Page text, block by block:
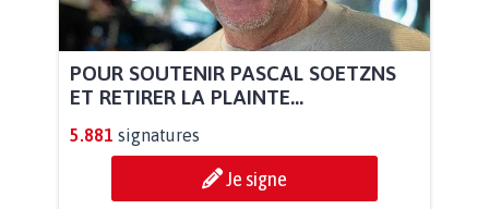
POUR SOUTENIR PASCAL SOETZNS
ET RETIRER LA PLAINTE...
5.881 signatures
Je signe